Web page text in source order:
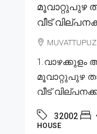
മൂവാറ്റുപുഴ
വീട്
മൂവാറ്റുപുഴ
വീട്
32002
HOUSE